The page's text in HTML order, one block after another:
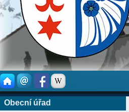
Obecní úřad